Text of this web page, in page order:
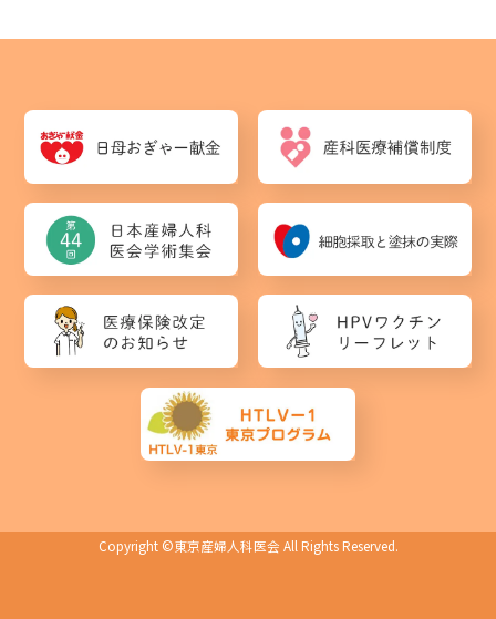
Copyright ©東京産婦人科医会 All Rights Reserved.